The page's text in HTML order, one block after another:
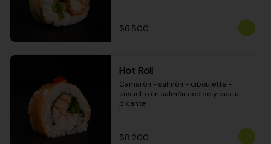
$6.800
Hot Roll
Camarón - salmón - ciboulette -
envuelto en salmón cocido y pasta
picante
$8.200